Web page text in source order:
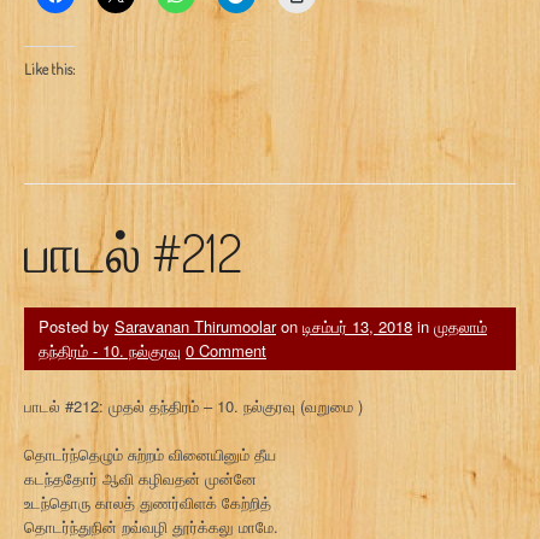
Like this:
பாடல் #212
Posted by Saravanan Thirumoolaron டிசம்பர் 13, 2018 in முதலாம்
தந்திரம் - 10. நல்குரவு 0 Comment
பாடல் #212: முதல் தந்திரம் – 10. நல்குரவு (வறுமை )
தொடர்ந்தெழும் சுற்றம் வினையினும் தீய
கடந்ததோர் ஆவி கழிவதன் முன்னே
உடந்தொரு காலத் துணர்விளக் கேற்றித்
தொடர்ந்துநின் றவ்வழி தூர்க்கலு மாமே.